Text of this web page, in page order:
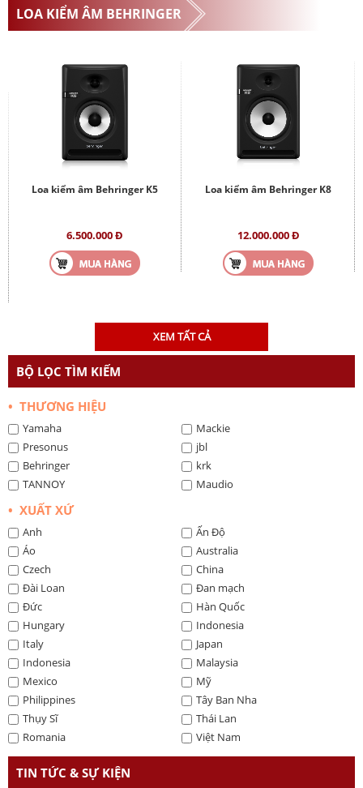
LOA KIỂM ÂM BEHRINGER
Loa kiểm âm Behringer K5
6.500.000 Đ
Loa kiểm âm Behringer K8
12.000.000 Đ
XEM TẤT CẢ
BỘ LỌC TÌM KIẾM
• THƯƠNG HIỆU
Yamaha
Mackie
Presonus
jbl
Behringer
krk
TANNOY
Maudio
• XUẤT XỨ
Anh
Ấn Độ
Áo
Australia
Czech
China
Đài Loan
Đan mạch
Đức
Hàn Quốc
Hungary
Indonesia
Italy
Japan
Indonesia
Malaysia
Mexico
Mỹ
Philippines
Tây Ban Nha
Thụy Sĩ
Thái Lan
Romania
Việt Nam
TIN TỨC & SỰ KIỆN